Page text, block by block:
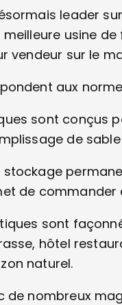
leader
usine
vendeur sur le
aux
sont conçus
de sable
stockage
de commander
sont
hôtel
naturel.
de nombreux